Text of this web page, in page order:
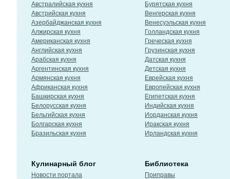
Австралийская кухня
Австрийская кухня
Азербайджанская кухня
Алжирская кухня
Американская кухня
Английская кухня
Арабская кухня
Аргентинская кухня
Армянская кухня
Африканская кухня
Башкирская кухня
Белорусская кухня
Бельгийская кухня
Болгарская кухня
Бразильская кухня
Бурятская кухня
Венгерская кухня
Венесуэльская кухня
Голландская кухня
Греческая кухня
Грузинская кухня
Датская кухня
Детская кухня
Еврейская кухня
Европейская кухня
Египетская кухня
Индийская кухня
Иорданская кухня
Иракская кухня
Ирландская кухня
Кулинарный блог
Новости портала
Библиотека
Приправы